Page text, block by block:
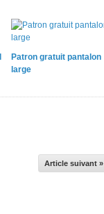
Patron gratuit pantalon
large
Article suivant »